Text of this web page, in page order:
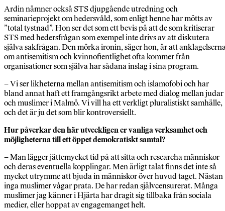
Ardin nämner också STS djupgående utredning och
seminarieprojekt om hedersvåld, som enligt henne har mötts av
”total tystnad”. Hon ser det som ett bevis på att de som kritiserar
STS med hedersfrågan som exempel inte drivs av att diskutera
själva sakfrågan. Den mörka ironin, säger hon, är att
om antisemitism och kvinnofientlighet ofta kommer från
organisationer som själva har sådana inslag i sina program.
– Vi ser likheterna mellan antisemitism och islamofobi och har
bland annat haft ett framgångsrikt arbete med dialog mellan judar
och muslimer i Malmö. Vi vill ha ett verkligt pluralistiskt samhälle,
och det är ju det som blir kontroversiellt.
Hur påverkar den här utveckligen ervanliga verksamhet och
möjligheternatill ett öppet demokratiskt samtal?
– Man lägger jättemycket tid på att sitta och researcha människor
och deras eventuella kopplingar. Men ärligt talat finns det inte så
mycket utrymme att bjuda in människor över huvud taget. Nästan
inga muslimer vågar prata. De har redan självcensurerat. Många
muslimer jag känner i Hjärta har dragit sig tillbaka från sociala
medier, eller hoppat av engagemanget helt.